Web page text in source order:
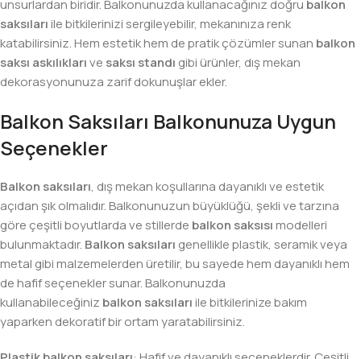
unsurlardan biridir. Balkonunuzda kullanacağınız doğru balkon
saksılarıile bitkilerinizi sergileyebilir, mekanınıza renk
katabilirsiniz. Hem estetik hem de pratik çözümler sunan balkon
saksı askılıklarıve saksı standı gibi ürünler, dış mekan
dekorasyonunuza zarif dokunuşlar ekler.
Balkon Saksıları Balkonunuza Uygun
Seçenekler
Balkon saksıları, dış mekan koşullarına dayanıklı ve estetik
açıdan şık olmalıdır. Balkonunuzun büyüklüğü, şekli ve tarzına
göre çeşitli boyutlarda ve stillerde balkon saksısımodelleri
bulunmaktadır. Balkon saksıları genellikle plastik, seramik veya
metal gibi malzemelerden üretilir, bu sayede hem dayanıklı hem
de hafif seçenekler sunar. Balkonunuzda
kullanabileceğiniz balkon saksılarıile bitkilerinize bakım
yaparken dekoratif bir ortam yaratabilirsiniz.